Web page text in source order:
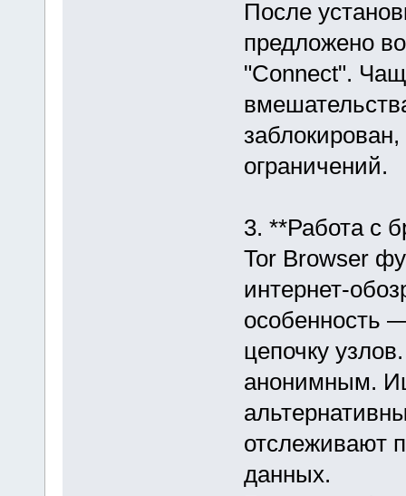
После
предложено
"Connect".
ограничений.
3. **Работа с
Tor Browser
интернет-
особенность
цепочку
анонимным.
отслеживают
данных.